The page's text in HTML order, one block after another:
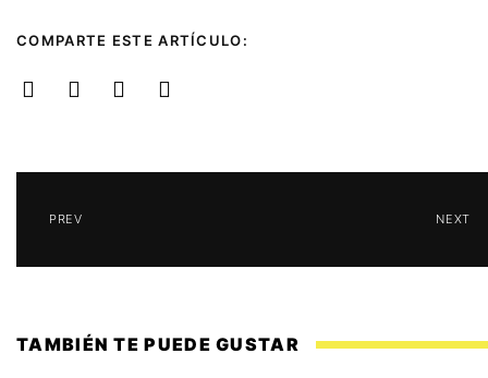
COMPARTE ESTE ARTÍCULO:
PREV NEXT
TAMBIÉN TE PUEDE GUSTAR